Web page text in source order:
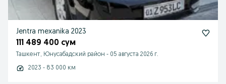
Jentra mexanika 2023
111 489 400 сум
Ташкент, Юнусабадский район - 05 августа 2026 г.
2023 - 83 000 км